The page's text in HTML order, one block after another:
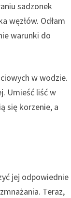
sadzonek
węzłów. Odłam
warunki do
w wodzie.
Umieść liść w
się korzenie, a
jej odpowiednie
Teraz,